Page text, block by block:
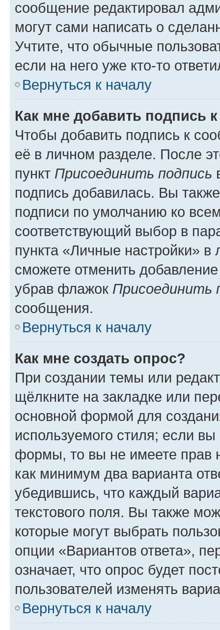
сообщение редактировал
могут сами написать о
Учтите, что обычные
если на него уже кто-то
Вернуться к началу
Как мне добавить подпись
Чтобы добавить подпись к
её в личном разделе. После
пункт Присоединить подпись
подпись добавилась. Вы
подписи по умолчанию ко
соответствующий выбор в
пункта «Личные настройки»
сможете отменить
убрав флажок Присоединить
сообщения.
Вернуться к началу
Как мне создать опрос?
При создании темы или
щёлкните на закладке или
основной формой для
используемого стиля; если
формы, то вы не имеете прав
как минимум два варианта
убедившись, что каждый
текстового поля. Вы также
которые могут выбрать
опции «Вариантов ответа»,
означает, что опрос будет
пользователей изменять
Вернуться к началу